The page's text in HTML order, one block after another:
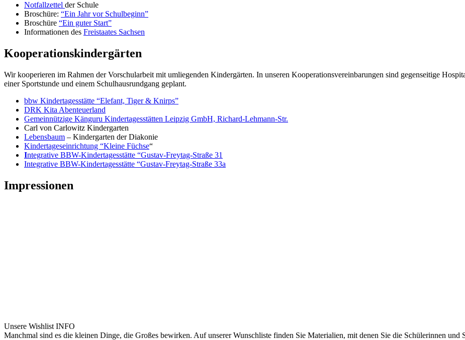
Notfallzettel der Schule
Broschüre: “Ein Jahr vor Schulbeginn”
Broschüre “Ein guter Start”
Informationen des Freistaates Sachsen
Kooperationskindergärten
Wir kooperieren im Rahmen der Vorschularbeit mit umliegenden Kindergärten. In unseren Kooperationsvereinbarungen sind gegenseitige
einer Sportstunde und einem Schulhausrundgang geplant.
bbw Kindertagesstätte “Elefant, Tiger & Knirps”
DRK Kita Abenteuerland
Gemeinnützige Känguru Kindertagesstätten Leipzig GmbH, Richard-Lehmann-Str.
Carl von Carlowitz Kindergarten
Lebensbaum – Kindergarten der Diakonie
Kindertageseinrichtung “Kleine Füchse“
Integrative BBW-Kindertagesstätte “Gustav-Freytag-Straße 31
Integrative BBW-Kindertagesstätte “Gustav-Freytag-Straße 33a
Impressionen
Unsere Wishlist INFO
Manchmal sind es die kleinen Dinge, die Großes bewirken. Auf unserer Wunschliste finden Sie Materialien, mit denen Sie die Schülerinnen und